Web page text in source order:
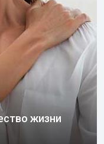
жизни